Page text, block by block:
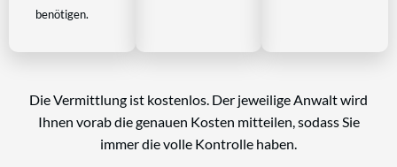
benötigen.
Die Vermittlung ist kostenlos. Der jeweilige Anwalt wird
Ihnen vorab die genauen Kosten mitteilen, sodass Sie
immer die volle Kontrolle haben.